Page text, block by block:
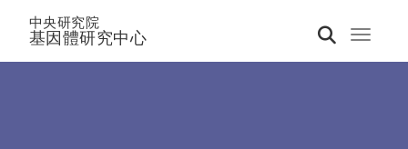
Toggle
中央研究院
基因體研究中心